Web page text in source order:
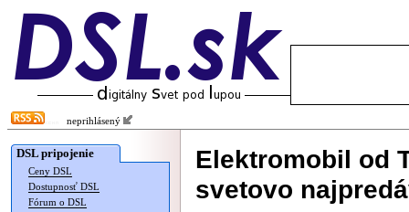
neprihlásený
DSL pripojenie
Ceny DSL
Dostupnosť DSL
Fórum o DSL
Elektromobil od
svetovo